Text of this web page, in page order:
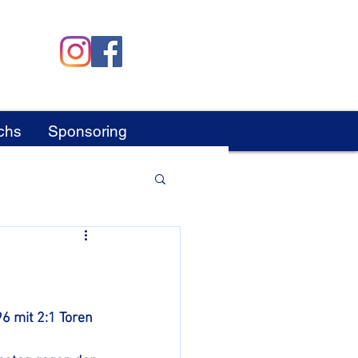
Sponsoring
mit 2:1 Toren